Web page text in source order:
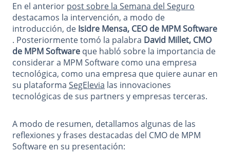
En el anterior post sobre la Semana del Seguro
destacamos la intervención, a modo de
introducción, de Isidre Mensa, CEO de MPM Software
. Posteriormente tomó la palabra David Millet, CMO
de MPM Software que habló sobre la importancia de
considerar a MPM Software como una empresa
tecnológica, como una empresa que quiere aunar en
su plataforma SegElevia las innovaciones
tecnológicas de sus partners y empresas terceras.
A modo de resumen, detallamos algunas de las
reflexiones y frases destacadas del CMO de MPM
Software en su presentación: